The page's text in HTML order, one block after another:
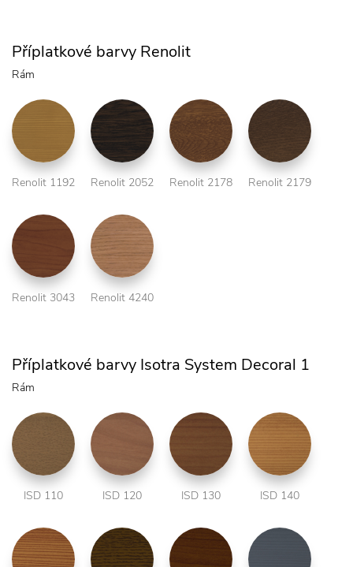
Příplatkové barvy Renolit
Rám
Renolit 1192 Renolit 2052 Renolit 2178 Renolit 2179
Renolit 3043 Renolit 4240
Příplatkové barvy Isotra System Decoral 1
Rám
ISD 110 ISD 120 ISD 130 ISD 140